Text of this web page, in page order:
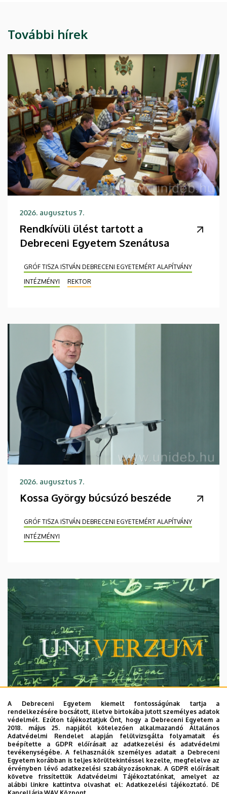
További hírek
2026. augusztus 7.
Rendkívüli ülést tartott a
Debreceni Egyetem Szenátusa
GRÓF TISZA ISTVÁN DEBRECENI EGYETEMÉRT ALAPÍTVÁNY
INTÉZMÉNYI
REKTOR
2026. augusztus 7.
Kossa György búcsúzó beszéde
GRÓF TISZA ISTVÁN DEBRECENI EGYETEMÉRT ALAPÍTVÁNY
INTÉZMÉNYI
2026. augusztus 7.
Univerzum: A Debreceni Egyetem
titkos receptjei
KUTATÁS TUDOMÁNY
A Debreceni Egyetem kiemelt fontosságúnak tartja a
rendelkezésére bocsátott, illetve birtokába jutott személyes adatok
védelmét. Ezúton tájékoztatjuk Önt, hogy a Debreceni Egyetem a
2018. május 25. napjától kötelezően alkalmazandó Általános
Adatvédelmi Rendelet alapján felülvizsgálta folyamatait és
beépítette a GDPR előírásait az adatkezelési és adatvédelmi
tevékenységébe. A felhasználók személyes adatait a Debreceni
Egyetem korábban is teljes körültekintéssel kezelte, megfelelve az
érvényben lévő adatkezelési szabályozásoknak. A GDPR előírásait
követve frissítettük Adatvédelmi Tájékoztatónkat, amelyet az
alábbi linkre kattintva olvashat el:Adatkezelési tájékoztató. DE